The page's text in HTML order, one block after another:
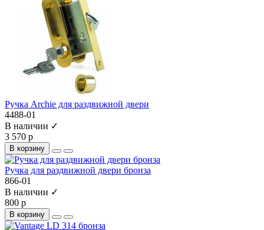
Ручка Archie для раздвижной двери
4488-01
В наличии ✓
3 570 р
В корзину
Ручка для раздвижной двери бронза
866-01
В наличии ✓
800 р
В корзину